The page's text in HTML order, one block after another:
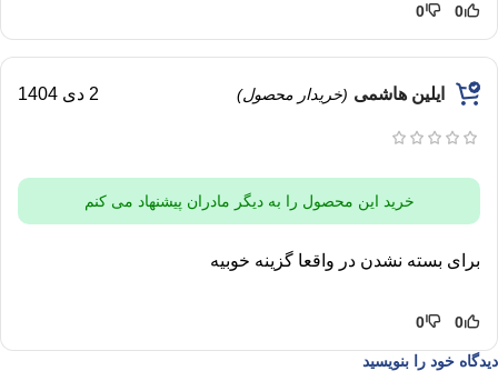
0
0
ایلین هاشمی (خریدار محصول) 2 دی 1404
خرید این محصول را به دیگر مادران پیشنهاد می کنم
برای بسته نشدن در واقعا گزینه خوبیه
0
0
دیدگاه خود را بنویسید